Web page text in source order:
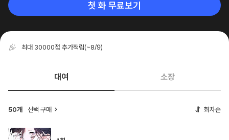
첫 화 무료보기
최대 30000점 추가적립(~8/9)
대여 소장
50개 선택 구매 회차순